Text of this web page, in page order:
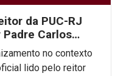
da PUC-RJ
Carlos
no contexto
lido pelo reitor